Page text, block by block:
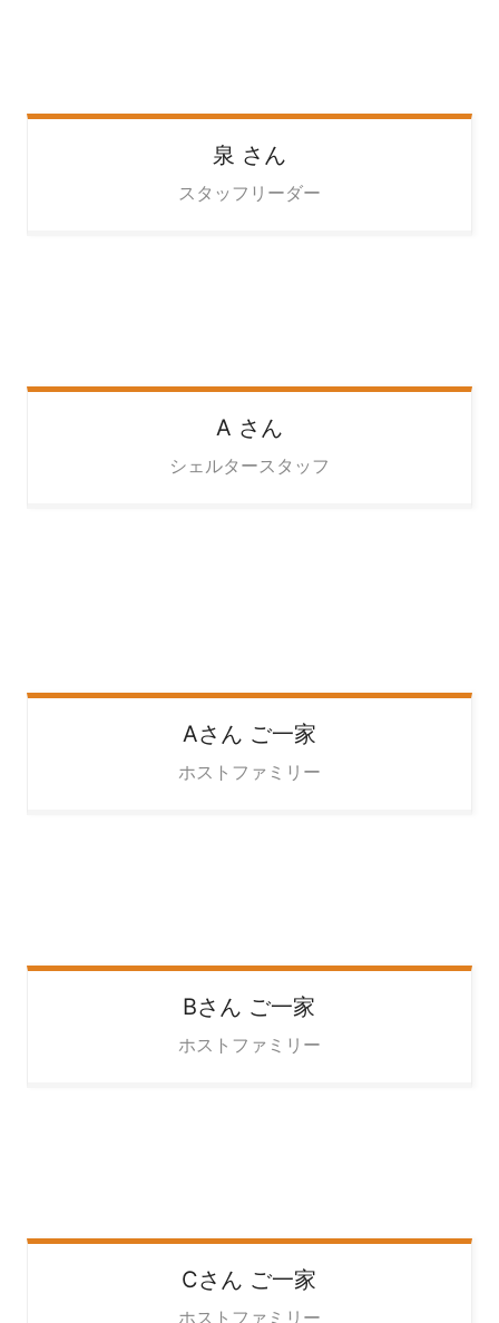
泉 さん
スタッフリーダー
A さん
シェルタースタッフ
Aさん ご一家
ホストファミリー
Bさん ご一家
ホストファミリー
Cさん ご一家
ホストファミリー